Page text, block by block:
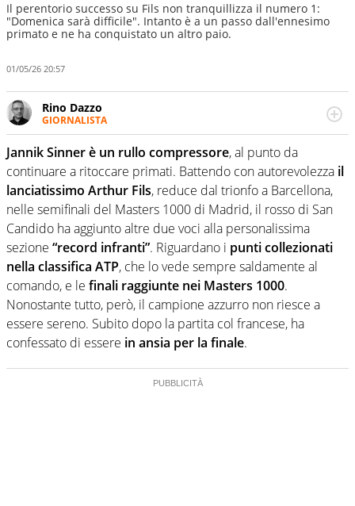
Il perentorio successo su Fils non tranquillizza il numero 1:
"Domenica sarà difficile". Intanto è a un passo dall'ennesimo
primato e ne ha conquistato un altro paio.
01/05/26 20:57
Rino Dazzo
GIORNALISTA
Se mai ci fosse modo di traslare il glossario del calcio in
una nicchia di esperti, lui ne farebbe parte. Non si perde
una svista arbitrale né gli umori social del mondo delle
curve
Jannik Sinner è un rullo compressore, al punto da
continuare a ritoccare primati. Battendo con autorevolezza il
lanciatissimo Arthur Fils, reduce dal trionfo a Barcellona,
nelle semifinali del Masters 1000 di Madrid, il rosso di San
Candido ha aggiunto altre due voci alla personalissima
sezione “record infranti”. Riguardano i punti collezionati
nella classifica ATP, che lo vede sempre saldamente al
comando, e le finali raggiunte nei Masters 1000.
Nonostante tutto, però, il campione azzurro non riesce a
essere sereno. Subito dopo la partita col francese, ha
confessato di essere in ansia per la finale.